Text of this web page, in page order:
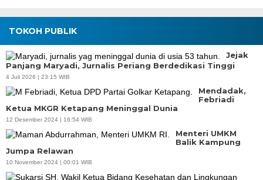
TOKOH PUBLIK
Jejak
Panjang Maryadi, Jurnalis Periang Berdedikasi Tinggi
4 Juli 2026 | 23:15 WIB
Mendadak,
Febriadi
Ketua MKGR Ketapang Meninggal Dunia
12 Desember 2024 | 16:54 WIB
Menteri UMKM
Balik Kampung
Jumpa Relawan
10 November 2024 | 00:01 WIB